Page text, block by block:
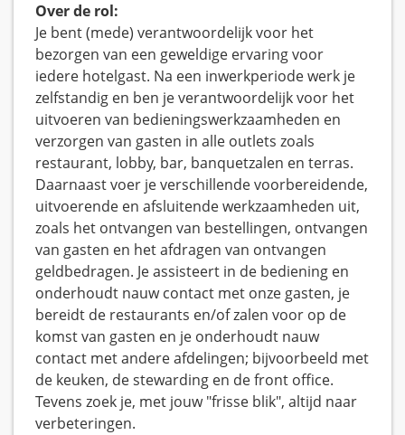
Over de rol:
Je bent (mede) verantwoordelijk voor het
bezorgen van een geweldige ervaring voor
iedere hotelgast. Na een inwerkperiode werk je
zelfstandig en ben je verantwoordelijk voor het
uitvoeren van bedieningswerkzaamheden en
verzorgen van gasten in alle outlets zoals
restaurant, lobby, bar, banquetzalen en terras.
Daarnaast voer je verschillende voorbereidende,
uitvoerende en afsluitende werkzaamheden uit,
zoals het ontvangen van bestellingen, ontvangen
van gasten en het afdragen van ontvangen
geldbedragen. Je assisteert in de bediening en
onderhoudt nauw contact met onze gasten, je
bereidt de restaurants en/of zalen voor op de
komst van gasten en je onderhoudt nauw
contact met andere afdelingen; bijvoorbeeld met
de keuken, de stewarding en de front office.
Tevens zoek je, met jouw "frisse blik", altijd naar
verbeteringen.